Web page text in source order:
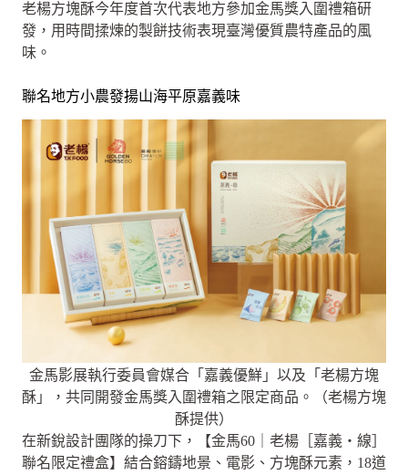
老楊方塊酥今年度首次代表地方參加金馬獎入圍禮箱研
發，用時間揉煉的製餅技術表現臺灣優質農特產品的風
味。
聯名地方小農發揚山海平原嘉義味
金馬影展執行委員會媒合「嘉義優鮮」以及「老楊方塊
酥」，共同開發金馬獎入圍禮箱之限定商品。（老楊方塊
酥提供）
在新銳設計團隊的操刀下，【金馬60｜老楊［嘉義・線］
聯名限定禮盒】結合鎔鑄地景、電影、方塊酥元素，18道